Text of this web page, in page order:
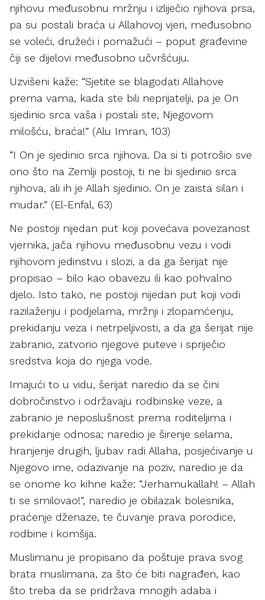
njihovu međusobnu mržnju i izliječio njihova prsa,
pa su postali braća u Allahovoj vjeri, međusobno
se voleći, družeći i pomažući – poput građevine
čiji se dijelovi međusobno učvršćuju.
Uzvišeni kaže: “Sjetite se blagodati Allahove
prema vama, kada ste bili neprijatelji, pa je On
sjedinio srca vaša i postali ste, Njegovom
milošću, braća!” (Alu Imran, 103)
“I On je sjedinio srca njihova. Da si ti potrošio sve
ono što na Zemlji postoji, ti ne bi sjedinio srca
njihova, ali ih je Allah sjedinio. On je zaista silan i
mudar.” (El-Enfal, 63)
Ne postoji nijedan put koji povećava povezanost
vjernika, jača njihovu međusobnu vezu i vodi
njihovom jedinstvu i slozi, a da ga šerijat nije
propisao – bilo kao obavezu ili kao pohvalno
djelo. Isto tako, ne postoji nijedan put koji vodi
razilaženju i podjelama, mržnji i zlopamćenju,
prekidanju veza i netrpeljivosti, a da ga šerijat nije
zabranio, zatvorio njegove puteve i spriječio
sredstva koja do njega vode.
Imajući to u vidu, šerijat naredio da se čini
dobročinstvo i održavaju rodbinske veze, a
zabranio je neposlušnost prema roditeljima i
prekidanje odnosa; naredio je širenje selama,
hranjenje drugih, ljubav radi Allaha, posjećivanje u
Njegovo ime, odazivanje na poziv, naredio je da
se onome ko kihne kaže: “Jerhamukallah! – Allah
ti se smilovao!”, naredio je obilazak bolesnika,
praćenje dženaze, te čuvanje prava porodice,
rodbine i komšija.
Muslimanu je propisano da poštuje prava svog
brata muslimana, za što će biti nagrađen, kao
što treba da se pridržava mnogih adaba i